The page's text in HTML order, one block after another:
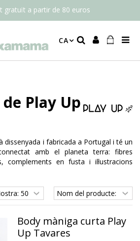
gratuït a partir de 80 euros
CA
Play Up
dissenyada i fabricada a Portugal i té un
amb el planeta terra: fibres
complements en fusta i il·lustracions
Body màniga curta Play
Up Tavares